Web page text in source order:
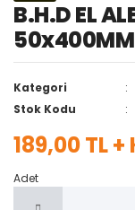
B.H.D EL
50x400MM
Kategori
Stok Kodu
189,00 TL +
Adet